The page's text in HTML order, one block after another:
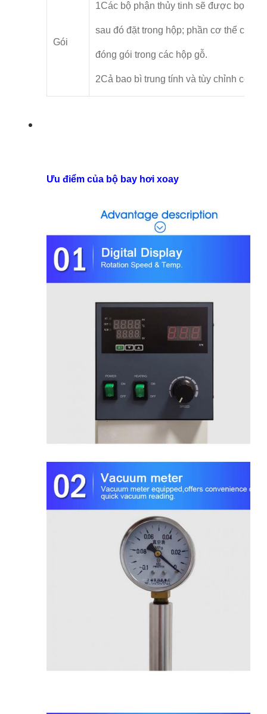
Gói
1Các bộ phận thủy tinh sẽ được bọc
sau đó đặt trong hộp; phần cơ thể chính
đóng gói trong các hộp gỗ.
2Cả bao bì trung tính và tùy chỉnh có thể
Ưu điểm của bộ bay hơi xoay